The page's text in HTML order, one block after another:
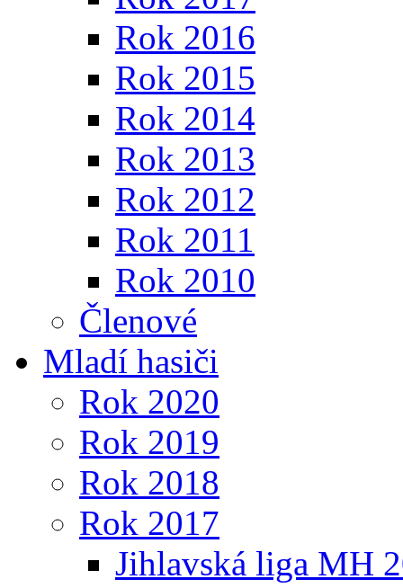
Rok 2016
Rok 2015
Rok 2014
Rok 2013
Rok 2012
Rok 2011
Rok 2010
Členové
Mladí hasiči
Rok 2020
Rok 2019
Rok 2018
Rok 2017
Jihlavská liga MH